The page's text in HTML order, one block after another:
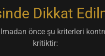
Dikkat
önce şu kriterleri
kritiktir: